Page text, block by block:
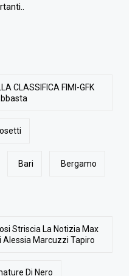
CLASSIFICA FIMI-GFK
Bari Bergamo
Striscia La Notizia Max
Marcuzzi Tapiro
Di Nero